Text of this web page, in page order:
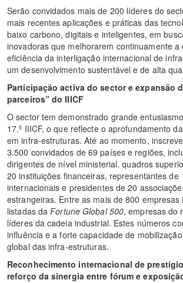
Serão convidados mais de 200 líderes do
mais recentes aplicações e práticas das
baixo carbono, digitais e inteligentes, em
inovadoras que melhorarem continuamente a
eficiência da interligação internacional de
um desenvolvimento sustentável e de alta
Participação activa do sector e expansão
parceiros” do IIICF
O sector tem demonstrado grande
17.º IIICF, o que reflecte o aprofundamento
em infra-estruturas. Até ao momento,
3.500 convidados de 69 países e regiões,
dirigentes de nível ministerial, quadros
20 instituições financeiras, representantes de
internacionais e presidentes de 20
estrangeiras. Entre as mais de 800 empresas
listadas daFortune Global 500, empresas do
líderes da cadeia industrial. Estes números
influência e a forte capacidade de
global das infra-estruturas.
Reconhecimento internacional de
reforço da sinergia entre fórum e